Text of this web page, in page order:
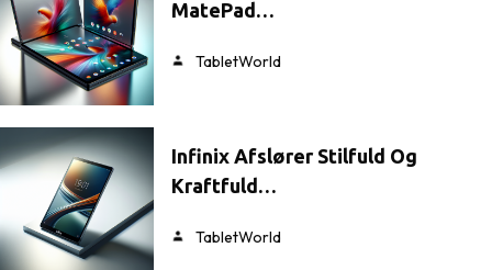
MatePad…
TabletWorld
Infinix Afslører Stilfuld Og
Kraftfuld…
TabletWorld